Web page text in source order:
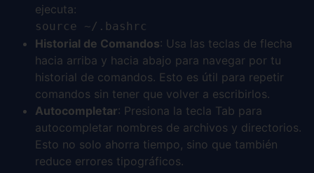
ejecuta:
source ~/.bashrc
Historial de Comandos: Usa las teclas de flecha
hacia arriba y hacia abajo para navegar por tu
historial de comandos. Esto es útil para repetir
comandos sin tener que volver a escribirlos.
Autocompletar: Presiona la tecla Tab para
autocompletar nombres de archivos y directorios.
Esto no solo ahorra tiempo, sino que también
reduce errores tipográficos.